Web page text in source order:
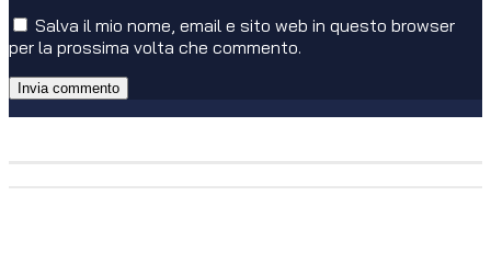
Salva il mio nome, email e sito web in questo browser
per la prossima volta che commento.